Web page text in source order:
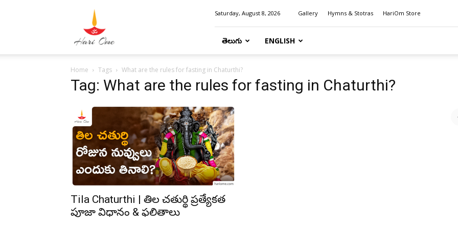
Saturday, August 8, 2026 Gallery Hymns & Stotras HariOm Store
తెలుగు ENGLISH
Home Tags What are the rules for fasting in Chaturthi?
Tag: What are the rules for fasting in Chaturthi?
Tila Chaturthi | తిల చతుర్థి ప్రత్యేకత
పూజా విధానం & ఫలితాలు